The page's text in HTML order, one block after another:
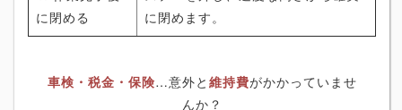
に閉める
に閉めます。
車検・税金・保険…意外と 維持費がかかっていませ
んか？